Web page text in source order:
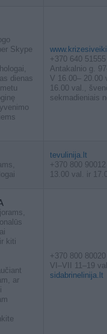
Skype
dienas
+370 640 51555
Antakalnio g.
V 16.00– 20.00
16.00 val.,
sekmadieniais
tevulinija.lt
+370 800
13.00 val. ir
kiti
ar
+370 800
VI–VII 11–19
sidabrinelinija.lt